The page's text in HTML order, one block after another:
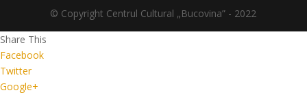
© Copyright Centrul Cultural „Bucovina” - 2022
Share This
Facebook
Twitter
Google+